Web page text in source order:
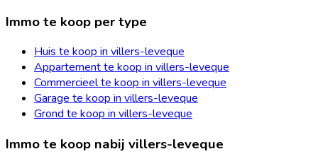
Immo te koop per type
Huis te koop in villers-leveque
Appartement te koop in villers-leveque
Commercieel te koop in villers-leveque
Garage te koop in villers-leveque
Grond te koop in villers-leveque
Immo te koop nabij villers-leveque